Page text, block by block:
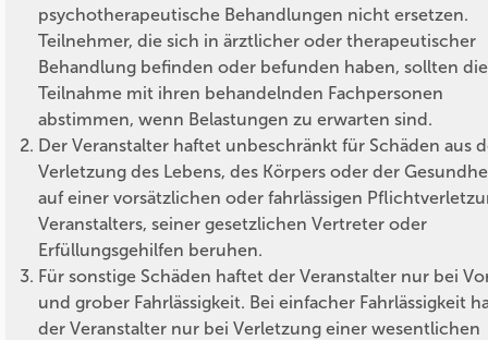
psychotherapeutische Behandlungen nicht ersetzen.
Teilnehmer, die sich in ärztlicher oder therapeutischer
Behandlung befinden oder befunden haben, sollten die
Teilnahme mit ihren behandelnden Fachpersonen
abstimmen, wenn Belastungen zu erwarten sind.
Der Veranstalter haftet unbeschränkt für Schäden aus
Verletzung des Lebens, des Körpers oder der
auf einer vorsätzlichen oder fahrlässigen
Veranstalters, seiner gesetzlichen Vertreter oder
Erfüllungsgehilfen beruhen.
Für sonstige Schäden haftet der Veranstalter nur bei
und grober Fahrlässigkeit. Bei einfacher Fahrlässigkeit
der Veranstalter nur bei Verletzung einer wesentlichen